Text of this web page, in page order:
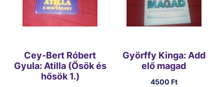
Cey-Bert Róbert
Gyula: Atilla (Ősök és
hősök 1.)
Györffy Kinga: Add
elő magad
4500 Ft